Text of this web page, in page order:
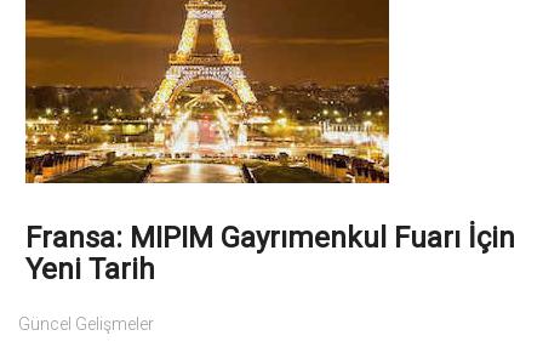
Fransa: MIPIM Gayrımenkul Fuarı İçin
Yeni Tarih
Güncel Gelişmeler